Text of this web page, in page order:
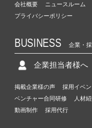
会社概要 ニュースルーム
プライバシーポリシー
BUSINESS 企業・
企業担当者様へ
掲載企業様の声 採用イベン
ベンチャー合同研修
人材
動画制作
採用代行